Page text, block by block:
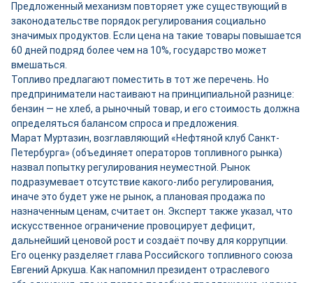
Предложенный механизм повторяет уже существующий в
законодательстве порядок регулирования социально
значимых продуктов. Если цена на такие товары повышается
60 дней подряд более чем на 10%, государство может
вмешаться.
Топливо предлагают поместить в тот же перечень. Но
предприниматели настаивают на принципиальной разнице:
бензин — не хлеб, а рыночный товар, и его стоимость должна
определяться балансом спроса и предложения.
Марат Муртазин, возглавляющий «Нефтяной клуб Санкт-
Петербурга» (объединяет операторов топливного рынка)
назвал попытку регулирования неуместной. Рынок
подразумевает отсутствие какого-либо регулирования,
иначе это будет уже не рынок, а плановая продажа по
назначенным ценам, считает он. Эксперт также указал, что
искусственное ограничение провоцирует дефицит,
дальнейший ценовой рост и создаёт почву для коррупции.
Его оценку разделяет глава Российского топливного союза
Евгений Аркуша. Как напомнил президент отраслевого